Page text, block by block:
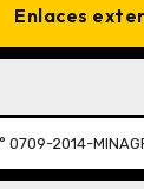
Enlaces
0709-2014-